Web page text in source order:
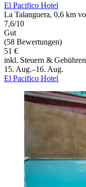
El Pacifico Hotel
La Talanguera, 0,6 km
7,6/10
Gut
(58 Bewertungen)
51 €
inkl. Steuern & Gebühren
15. Aug.–16. Aug.
El Pacifico Hotel